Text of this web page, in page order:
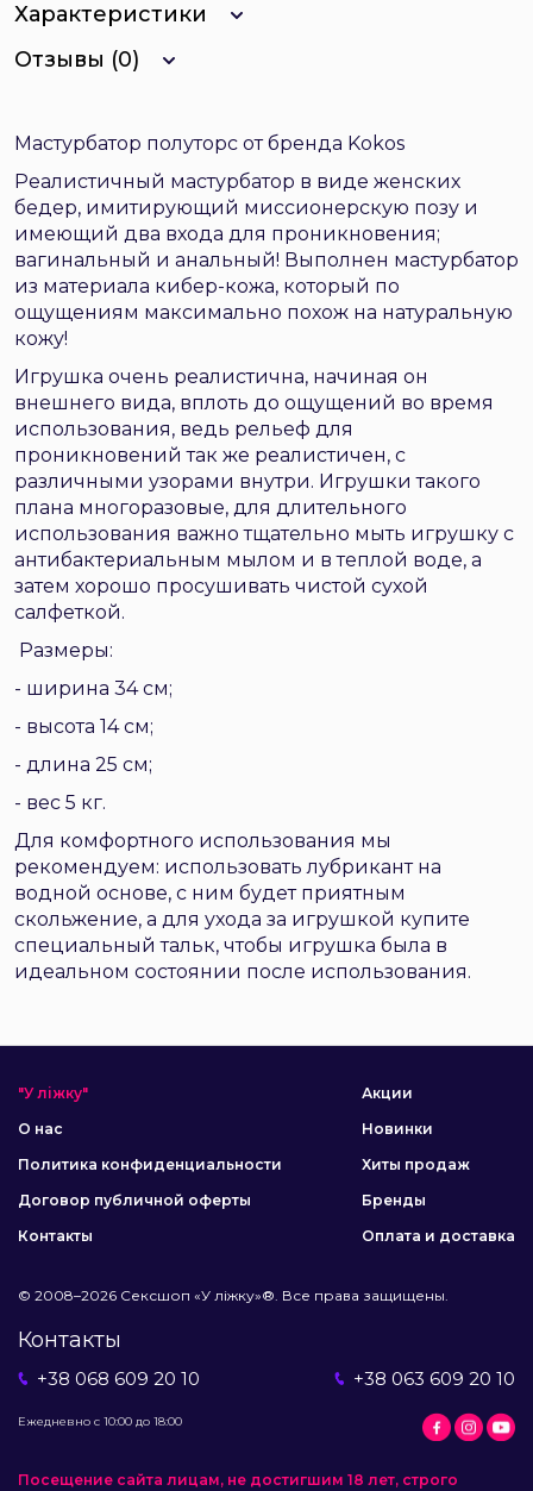
Характеристики
Отзывы (0)
Мастурбатор полуторс от бренда Kokos
Реалистичный мастурбатор в виде женских
бедер, имитирующий миссионерскую позу и
имеющий два входа для проникновения;
вагинальный и анальный! Выполнен мастурбатор
из материала кибер-кожа, который по
ощущениям максимально похож на натуральную
кожу!
Игрушка очень реалистична, начиная он
внешнего вида, вплоть до ощущений во время
использования, ведь рельеф для
проникновений так же реалистичен, с
различными узорами внутри. Игрушки такого
плана многоразовые, для длительного
использования важно тщательно мыть игрушку с
антибактериальным мылом и в теплой воде, а
затем хорошо просушивать чистой сухой
салфеткой.
Размеры:
- ширина 34 см;
- высота 14 см;
- длина 25 см;
- вес 5 кг.
Для комфортного использования мы
рекомендуем: использовать лубрикант на
водной основе, с ним будет приятным
скольжение, а для ухода за игрушкой купите
специальный тальк, чтобы игрушка была в
идеальном состоянии после использования.
"У ліжку"
О нас
Политика конфиденциальности
Договор публичной оферты
Контакты
Акции
Новинки
Хиты продаж
Бренды
Оплата и доставка
© 2008–2026 Сексшоп «У ліжку»®. Все права защищены.
Контакты
+38 068 609 20 10 +38 063 609 20 10
Ежедневно с 10:00 до 18:00
Посещение сайта лицам, не достигшим 18 лет, строго